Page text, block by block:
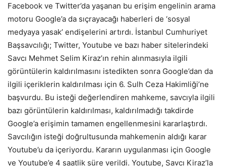
Facebook ve Twitter’da yaşanan bu erişim engelinin arama
motoru Google’a da sıçrayacağı haberleri de ‘sosyal
medyaya yasak’ endişelerini artırdı. İstanbul Cumhuriyet
Başsavcılığı; Twitter, Youtube ve bazı haber sitelerindeki
Savcı Mehmet Selim Kiraz’ın rehin alınmasıyla ilgili
görüntülerin kaldırılmasını istedikten sonra Google’dan da
ilgili içeriklerin kaldırılması için 6. Sulh Ceza Hakimliği’ne
başvurdu. Bu isteği değerlendiren mahkeme, savcıyla ilgili
bazı görüntülerin kaldırılması, kaldırılmadığı takdirde
Google’a erişimin tamamen engellenmesini kararlaştırdı.
Savcılığın isteği doğrultusunda mahkemenin aldığı karar
Youtube’u da içeriyordu. Kararın uygulanması için Google
ve Youtube’e 4 saatlik süre verildi. Youtube, Savcı Kiraz’la